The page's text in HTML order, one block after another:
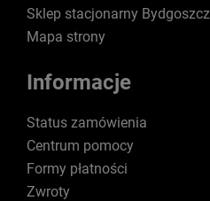
Sklep stacjonarny Bydgoszcz
Mapa strony
Informacje
Status zamówienia
Centrum pomocy
Formy płatności
Zwroty